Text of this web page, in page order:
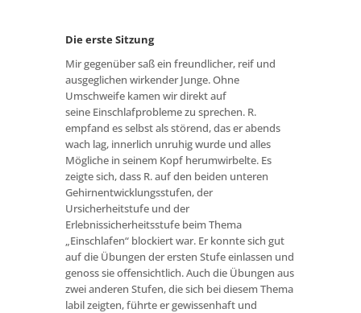
Die erste Sitzung
Mir gegenüber saß ein freundlicher, reif und
ausgeglichen wirkender Junge. Ohne
Umschweife kamen wir direkt auf
seine Einschlafprobleme zu sprechen. R.
empfand es selbst als störend, das er abends
wach lag, innerlich unruhig wurde und alles
Mögliche in seinem Kopf herumwirbelte. Es
zeigte sich, dass R. auf den beiden unteren
Gehirnentwicklungsstufen, der
Ursicherheitstufe und der
Erlebnissicherheitsstufe beim Thema
„Einschlafen“ blockiert war. Er konnte sich gut
auf die Übungen der ersten Stufe einlassen und
genoss sie offensichtlich. Auch die Übungen aus
zwei anderen Stufen, die sich bei diesem Thema
labil zeigten, führte er gewissenhaft und